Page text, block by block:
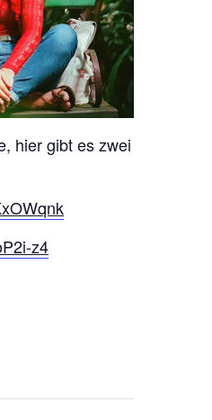
hier gibt es zwei
z4